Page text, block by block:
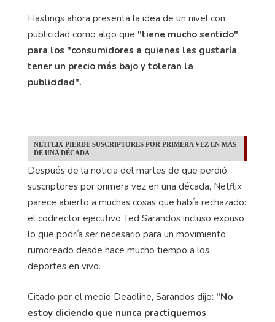
Hastings ahora presenta la idea de un nivel con
publicidad como algo que "tiene mucho sentido"
para los "consumidores a quienes les gustaría
tener un precio más bajo y toleran la
publicidad".
NETFLIX PIERDE SUSCRIPTORES POR PRIMERA VEZ EN MÁS
DE UNA DÉCADA
Después de la noticia del martes de que perdió
suscriptores por primera vez en una década, Netflix
parece abierto a muchas cosas que había rechazado:
el codirector ejecutivo Ted Sarandos incluso expuso
lo que podría ser necesario para un movimiento
rumoreado desde hace mucho tiempo a los
deportes en vivo.
Citado por el medio Deadline, Sarandos dijo: "No
estoy diciendo que nunca practiquemos